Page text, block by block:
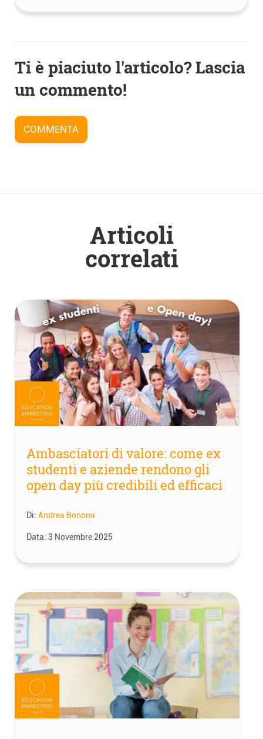
Navigazione
articoli
Ti è piaciuto l'articolo? Lascia
un commento!
COMMENTA
Articoli
correlati
Ambasciatori di valore: come ex
studenti e aziende rendono gli
open day più credibili ed efficaci
Di: Andrea Bonomi
Data: 3 Novembre 2025